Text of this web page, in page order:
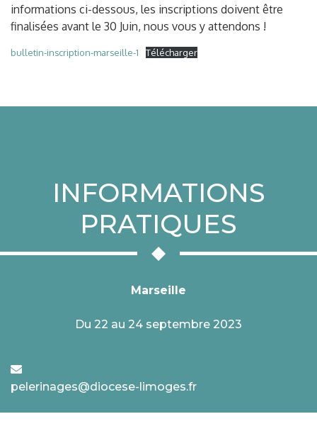
informations ci-dessous, les inscriptions doivent être
finalisées avant le 30 Juin, nous vous y attendons !
bulletin-inscription-marseille-1 Télécharger
INFORMATIONS
PRATIQUES
Marseille
Du 22 au 24 septembre 2023
pelerinages@diocese-limoges.fr